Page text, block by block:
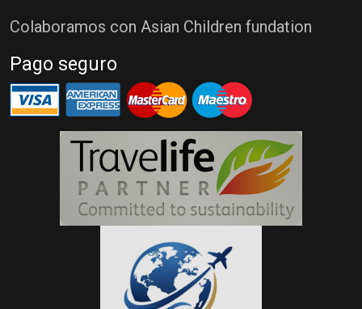
Colaboramos con Asian Children fundation
Pago seguro